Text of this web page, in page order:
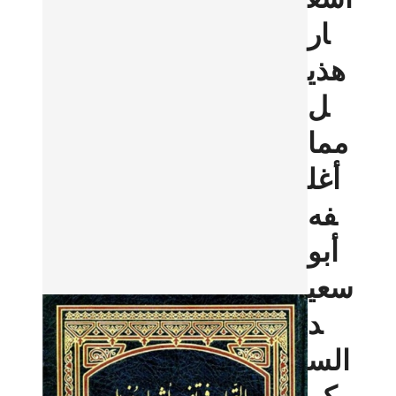
ار
هذي
ل
مما
أغل
فه
أبو
سعي
د
الس